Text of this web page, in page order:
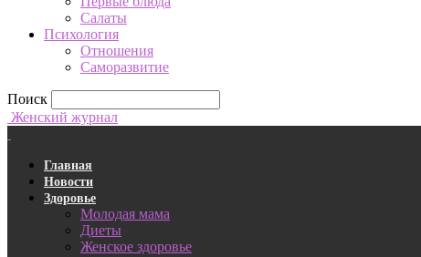
Салаты
Психология
Отношения
Саморазвитие
Поиск
Женский журнал
Главная
Новости
Здоровье
Молодая мама
Диеты
Женское здоровье